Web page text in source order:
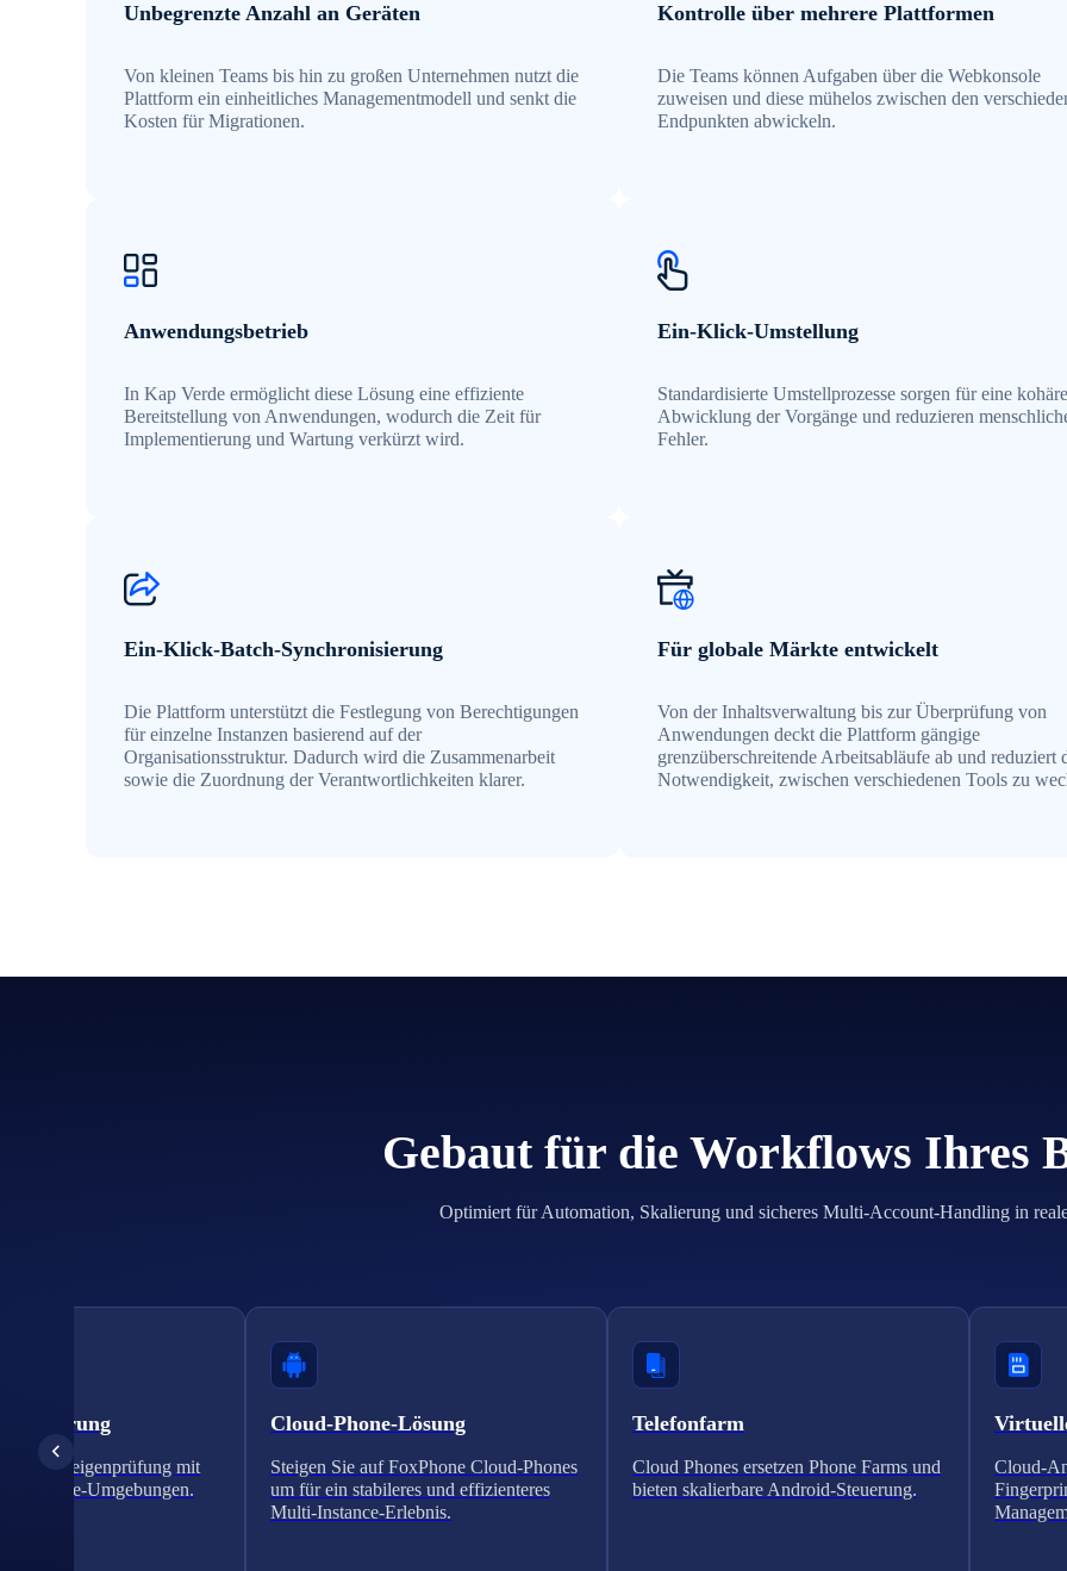
Unbegrenzte Anzahl an Geräten
Von kleinen Teams bis hin zu großen Unternehmen nutzt die
Plattform ein einheitliches Managementmodell und senkt die
Kosten für Migrationen.
Kontrolle über mehrere Plattformen
Die Teams können Aufgaben über die Webkonsole
zuweisen und diese mühelos zwischen den
Endpunkten abwickeln.
Anwendungsbetrieb
In Kap Verde ermöglicht diese Lösung eine effiziente
Bereitstellung von Anwendungen, wodurch die Zeit für
Implementierung und Wartung verkürzt wird.
Ein-Klick-Umstellung
Standardisierte Umstellprozesse sorgen für eine
Abwicklung der Vorgänge und reduzieren
Fehler.
Ein-Klick-Batch-Synchronisierung
Die Plattform unterstützt die Festlegung von Berechtigungen
für einzelne Instanzen basierend auf der
Organisationsstruktur. Dadurch wird die Zusammenarbeit
sowie die Zuordnung der Verantwortlichkeiten klarer.
Für globale Märkte entwickelt
Von der Inhaltsverwaltung bis zur Überprüfung von
Anwendungen deckt die Plattform gängige
grenzüberschreitende Arbeitsabläufe ab und reduziert
Notwendigkeit, zwischen verschiedenen Tools zu
Gebaut für die Workflows Ihres
Optimiert für Automation, Skalierung und sicheres Multi-Account-Handling in
Sie Anzeigenprüfung mit
Phone-Umgebungen.
Cloud-Phone-Lösung
Steigen Sie auf FoxPhone Cloud-Phones
um für ein stabileres und effizienteres
Multi-Instance-Erlebnis.
Telefonfarm
Cloud Phones ersetzen Phone Farms und
bieten skalierbare Android-Steuerung.
Cloud-